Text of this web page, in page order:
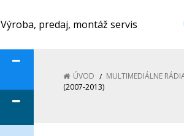
Výroba, predaj, montáž servis
ÚVOD MULTIMEDIÁLNE
(2007-2013)